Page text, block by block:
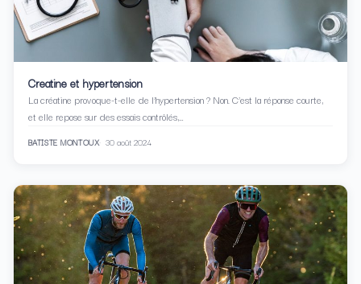
Creatine et hypertension
La créatine provoque-t-elle de l’hypertension ? Non. C’est la réponse courte,
et elle repose sur des essais contrôlés,…
BATISTE MONTOUX 30 août 2024